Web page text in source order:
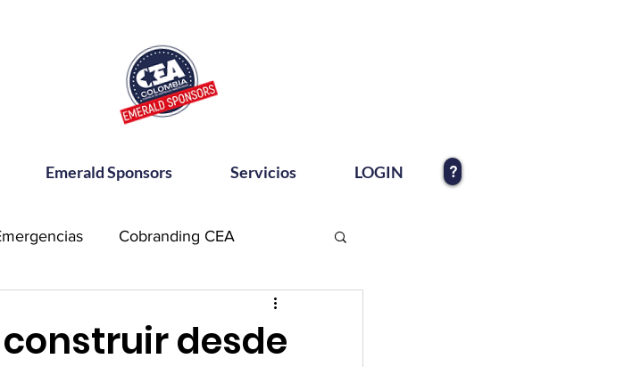
Emerald Sponsors Servicios LOGIN ?
Cobranding CEA
construir desde